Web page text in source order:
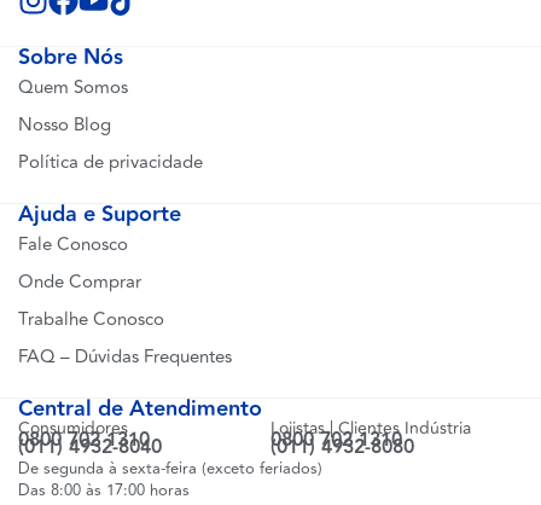
Sobre Nós
Quem Somos
Nosso Blog
Política de privacidade
Ajuda e Suporte
Fale Conosco
Onde Comprar
Trabalhe Conosco
FAQ – Dúvidas Frequentes
Central de Atendimento
Consumidores
0800 702 1310
(011) 4932-8040
Lojistas | Clientes Indústria
0800 702 1310
(011) 4932-8080
De segunda à sexta-feira (exceto feriados)
Das 8:00 às 17:00 horas